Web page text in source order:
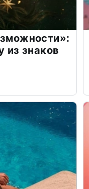
из знаков